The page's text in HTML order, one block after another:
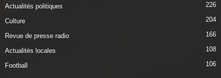
Actualités politiques 226
Culture 204
Revue de presse radio 166
Actualités locales 108
Football 106